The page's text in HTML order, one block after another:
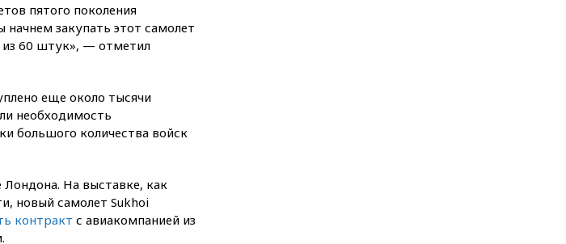
09:16Трамп сообщил об
огромном запасе боеприпасов
в США
россиянами, жестоко убитыми
в Паттайе
08:26Летчики с упавшего
ушибами
07:40 Таджикистан и
SpaceX/Starlink расширяют
сотрудничество в сфере
пятого поколения
закупать этот самолет
из 60 штук», — отметил
еще около тысячи
необходимость
большого количества войск
Лондона. На выставке, как
новый самолет Sukhoi
контракт с авиакомпанией из